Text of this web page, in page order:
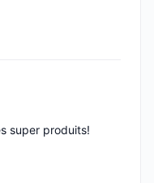
super produits!